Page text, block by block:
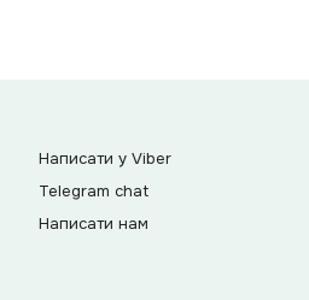
Написати у Viber
Telegram chat
Написати нам